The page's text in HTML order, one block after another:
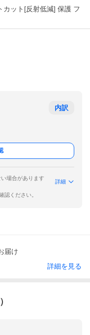
カット[反射低減] 保護 フ
内訳
場合があります
詳細
認ください。
届け
詳細を見る